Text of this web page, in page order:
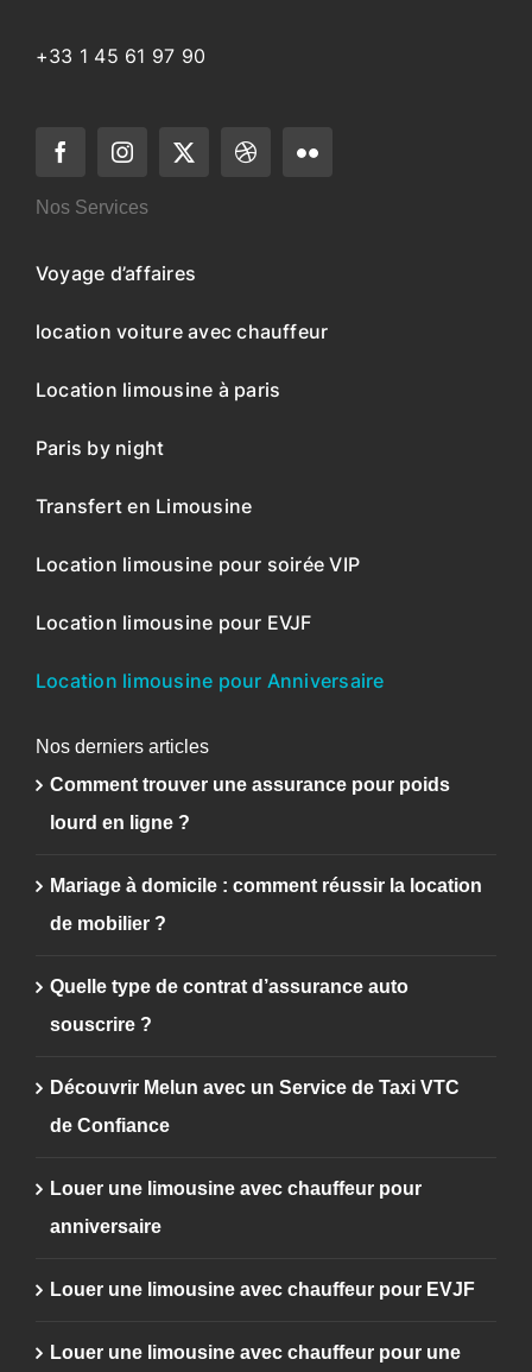
+33 1 45 61 97 90
Nos Services
Voyage d’affaires
location voiture avec chauffeur
Location limousine à paris
Paris by night
Transfert en Limousine
Location limousine pour soirée VIP
Location limousine pour EVJF
Location limousine pour Anniversaire
Nos derniers articles
Comment trouver une assurance pour poids
lourd en ligne ?
Mariage à domicile : comment réussir la location
de mobilier ?
Quelle type de contrat d’assurance auto
souscrire ?
Découvrir Melun avec un Service de Taxi VTC
de Confiance
Louer une limousine avec chauffeur pour
anniversaire
Louer une limousine avec chauffeur pour EVJF
Louer une limousine avec chauffeur pour une